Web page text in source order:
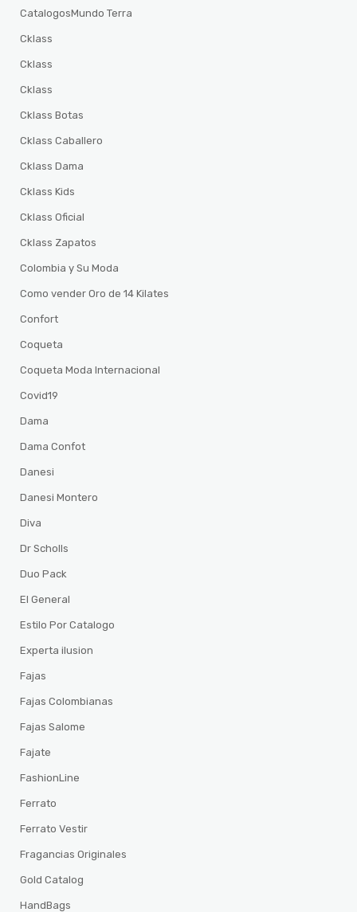
CatalogosMundo Terra
Cklass
Cklass
Cklass
Cklass Botas
Cklass Caballero
Cklass Dama
Cklass Kids
Cklass Oficial
Cklass Zapatos
Colombia y Su Moda
Como vender Oro de 14 Kilates
Confort
Coqueta
Coqueta Moda Internacional
Covid19
Dama
Dama Confot
Danesi
Danesi Montero
Diva
Dr Scholls
Duo Pack
El General
Estilo Por Catalogo
Experta ilusion
Fajas
Fajas Colombianas
Fajas Salome
Fajate
FashionLine
Ferrato
Ferrato Vestir
Fragancias Originales
Gold Catalog
HandBags